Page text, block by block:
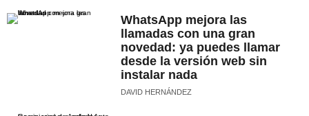
WhatsApp mejora las
llamadas con una gran
novedad: ya puedes llamar
desde la versión web sin
instalar nada
DAVID HERNÁNDEZ